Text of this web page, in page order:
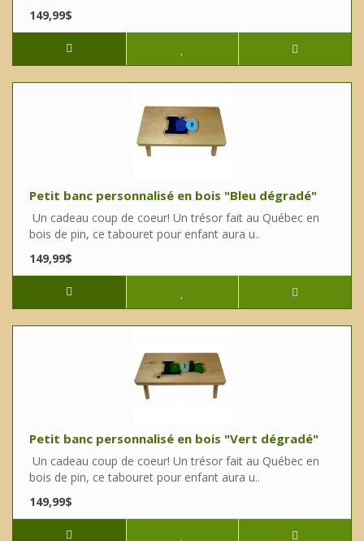
149,99$
Petit banc personnalisé en bois "Bleu dégradé"
Un cadeau coup de coeur! Un trésor fait au Québec en
bois de pin, ce tabouret pour enfant aura u..
149,99$
Petit banc personnalisé en bois "Vert dégradé"
Un cadeau coup de coeur! Un trésor fait au Québec en
bois de pin, ce tabouret pour enfant aura u..
149,99$